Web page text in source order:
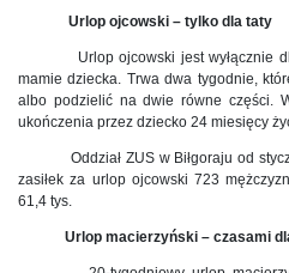
Urlop ojcowski – tylko dla taty
Urlop ojcowski jest wyłącznie dla
mamie dziecka. Trwa dwa tygodnie,
albo podzielić na dwie równe części.
ukończenia przez dziecko 24 miesięcy
Oddział ZUS w Biłgoraju od
zasiłek za urlop ojcowski 723
61,4 tys.
Urlop macierzyński – czasami